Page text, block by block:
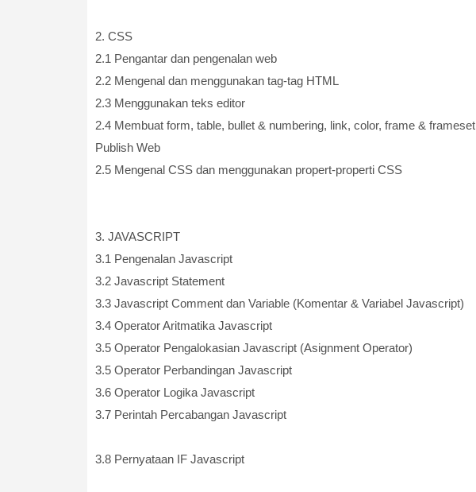
2. CSS
2.1 Pengantar dan pengenalan web
2.2 Mengenal dan menggunakan tag-tag HTML
2.3 Menggunakan teks editor
2.4 Membuat form, table, bullet & numbering, link, color, frame & frameset
Publish Web
2.5 Mengenal CSS dan menggunakan propert-properti CSS
3. JAVASCRIPT
3.1 Pengenalan Javascript
3.2 Javascript Statement
3.3 Javascript Comment dan Variable (Komentar & Variabel Javascript)
3.4 Operator Aritmatika Javascript
3.5 Operator Pengalokasian Javascript (Asignment Operator)
3.5 Operator Perbandingan Javascript
3.6 Operator Logika Javascript
3.7 Perintah Percabangan Javascript
3.8 Pernyataan IF Javascript